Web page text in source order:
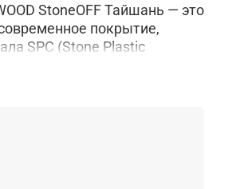
StoneOFF Тайшань — это
покрытие,
SPC (Stone Plastic
покрытие имеет
0,5 мм который
коллекции StoneOFF